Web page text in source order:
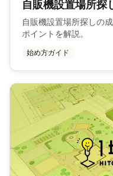
自販機設置場所探
自販機設置場所探しの
ポイントを解説。
始め方ガイド